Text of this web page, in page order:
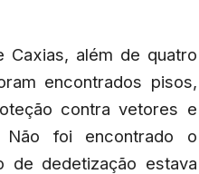
Caxias, além de quatro
encontrados pisos,
contra vetores e
Não foi encontrado o
dedetização estava